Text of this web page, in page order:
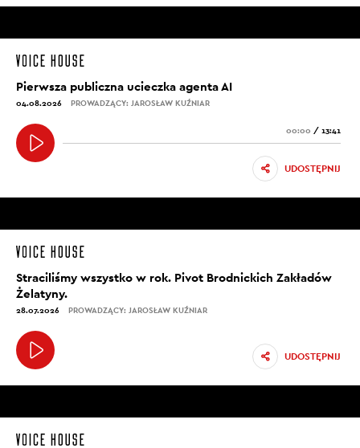
Pierwsza publiczna ucieczka agenta AI
04.08.2026 PROWADZĄCY: JAROSŁAW KUŹNIAR
00:00 / 13:41
UDOSTĘPNIJ
Straciliśmy wszystko w rok. Pivot Brodnickich Zakładów
Żelatyny.
28.07.2026 PROWADZĄCY: JAROSŁAW KUŹNIAR
UDOSTĘPNIJ